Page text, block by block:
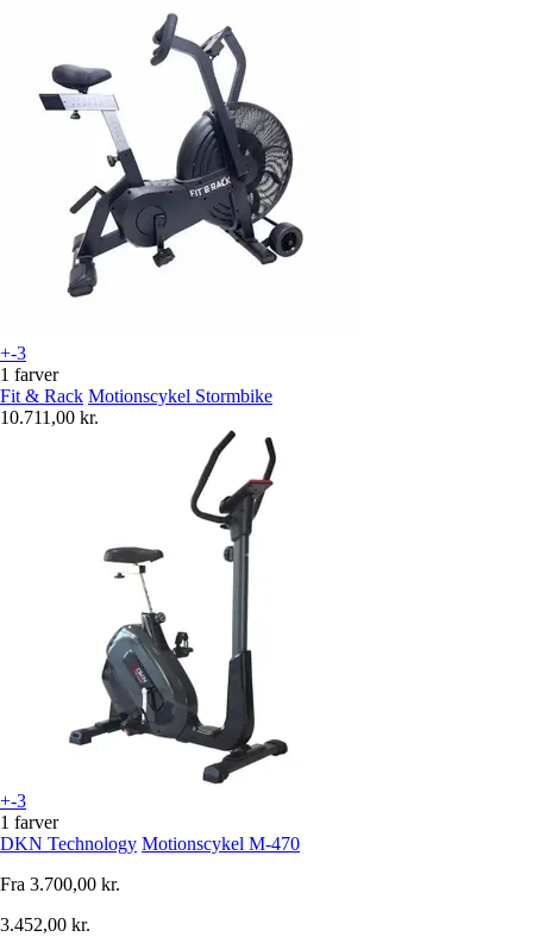
+-3
1 farver
Fit & Rack Motionscykel Stormbike
10.711,00 kr.
+-3
1 farver
DKN Technology Motionscykel M-470
Fra 3.700,00 kr.
3.452,00 kr.